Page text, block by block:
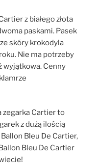
z białego złota
paskami. Pasek
skóry krokodyla
Nie ma potrzeby
wyjątkowa. Cenny
zegarka Cartier to
z dużą ilością
Bleu De Cartier,
Bleu De Cartier